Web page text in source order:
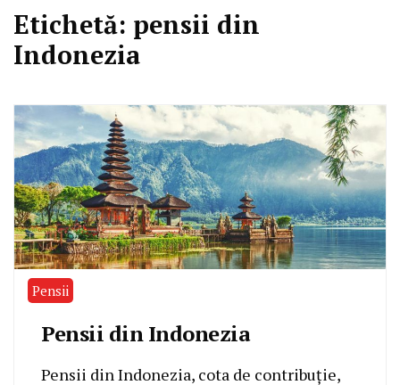
Etichetă: pensii din
Indonezia
Pensii
Pensii din Indonezia
Pensii din Indonezia, cota de contribuție,